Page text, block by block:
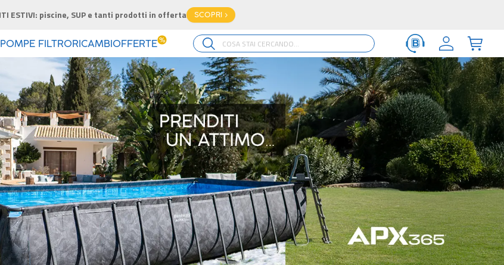
Piscine con accessori: trova il SET perfetto per te!
POMPE FILTRORICAMBI OFFERTE %